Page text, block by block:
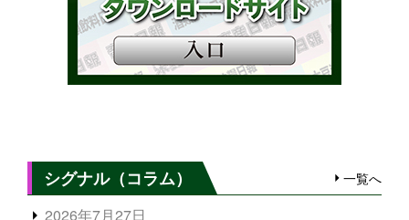
シグナル（コラム） 一覧へ
2026年7月27日